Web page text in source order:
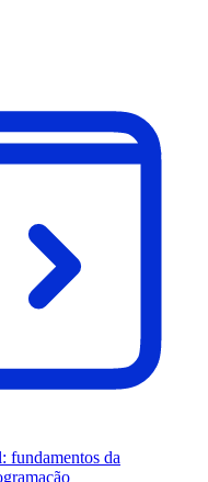
fundamentos da